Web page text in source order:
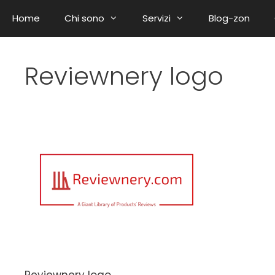
Home Chi sono Servizi Blog-zon
Reviewnery logo